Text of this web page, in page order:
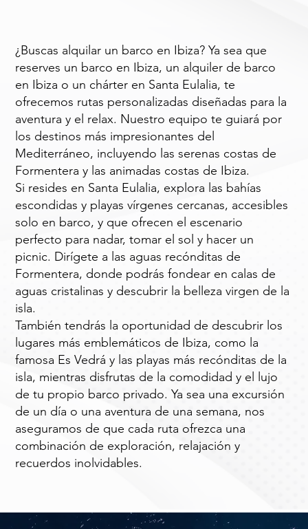
¿Buscas alquilar un barco en Ibiza? Ya sea que
reserves un barco en Ibiza, un alquiler de barco
en Ibiza o un chárter en Santa Eulalia, te
ofrecemos rutas personalizadas diseñadas para la
aventura y el relax. Nuestro equipo te guiará por
los destinos más impresionantes del
Mediterráneo, incluyendo las serenas costas de
Formentera y las animadas costas de Ibiza.
Si resides en Santa Eulalia, explora las bahías
escondidas y playas vírgenes cercanas, accesibles
solo en barco, y que ofrecen el escenario
perfecto para nadar, tomar el sol y hacer un
picnic. Dirígete a las aguas recónditas de
Formentera, donde podrás fondear en calas de
aguas cristalinas y descubrir la belleza virgen de la
isla.
También tendrás la oportunidad de descubrir los
lugares más emblemáticos de Ibiza, como la
famosa Es Vedrá y las playas más recónditas de la
isla, mientras disfrutas de la comodidad y el lujo
de tu propio barco privado. Ya sea una excursión
de un día o una aventura de una semana, nos
aseguramos de que cada ruta ofrezca una
combinación de exploración, relajación y
recuerdos inolvidables.